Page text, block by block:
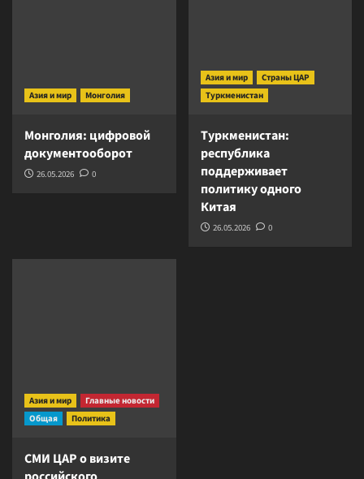
Азия и мир Монголия
Монголия: цифровой
документооборот
26.05.2026 0
Азия и мир
Страны ЦАР
Туркменистан
Туркменистан:
республика
поддерживает
политику одного
Китая
26.05.2026 0
Азия и мир
Главные новости
Общая
Политика
СМИ ЦАР о визите